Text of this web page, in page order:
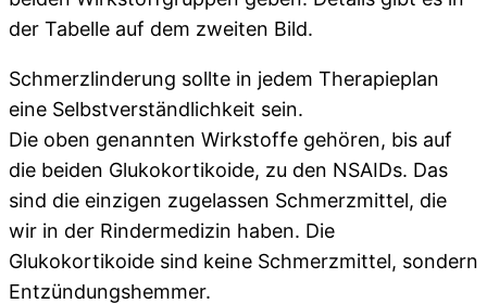
der Tabelle auf dem zweiten Bild.
Schmerzlinderung sollte in jedem Therapieplan
eine Selbstverständlichkeit sein.
Die oben genannten Wirkstoffe gehören, bis auf
die beiden Glukokortikoide, zu den NSAIDs. Das
sind die einzigen zugelassen Schmerzmittel, die
wir in der Rindermedizin haben. Die
Glukokortikoide sind keine Schmerzmittel, sondern
Entzündungshemmer.